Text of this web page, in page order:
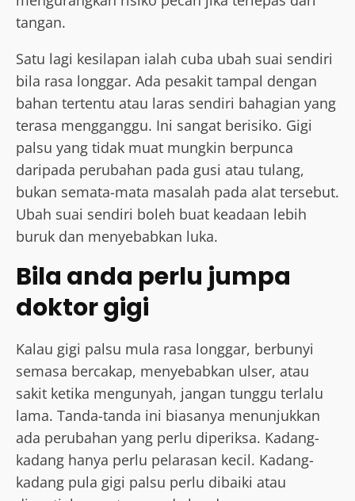
tangan.
Satu lagi kesilapan ialah cuba ubah suai sendiri
bila rasa longgar. Ada pesakit tampal dengan
bahan tertentu atau laras sendiri bahagian yang
terasa mengganggu. Ini sangat berisiko. Gigi
palsu yang tidak muat mungkin berpunca
daripada perubahan pada gusi atau tulang,
bukan semata-mata masalah pada alat tersebut.
Ubah suai sendiri boleh buat keadaan lebih
buruk dan menyebabkan luka.
Bila anda perlu jumpa
doktor gigi
Kalau gigi palsu mula rasa longgar, berbunyi
semasa bercakap, menyebabkan ulser, atau
sakit ketika mengunyah, jangan tunggu terlalu
lama. Tanda-tanda ini biasanya menunjukkan
ada perubahan yang perlu diperiksa. Kadang-
kadang hanya perlu pelarasan kecil. Kadang-
kadang pula gigi palsu perlu dibaiki atau